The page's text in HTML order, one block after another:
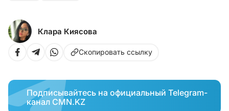
Клара Киясова
Скопировать ссылку
Подписывайтесь на официальный Telegram-
канал CMN.KZ